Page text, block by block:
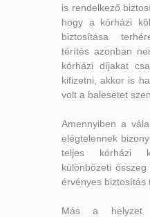
is rendelkező
hogy a kórházi
biztosítása
térítés azonban
kórházi díjakat
kifizetni, akkor is
volt a balesetet
Amennyiben a
elégtelennek
teljes kórházi
különbözeti
érvényes biztosítás
Más a helyzet